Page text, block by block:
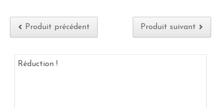
Produit précédent Produit suivant
Réduction !